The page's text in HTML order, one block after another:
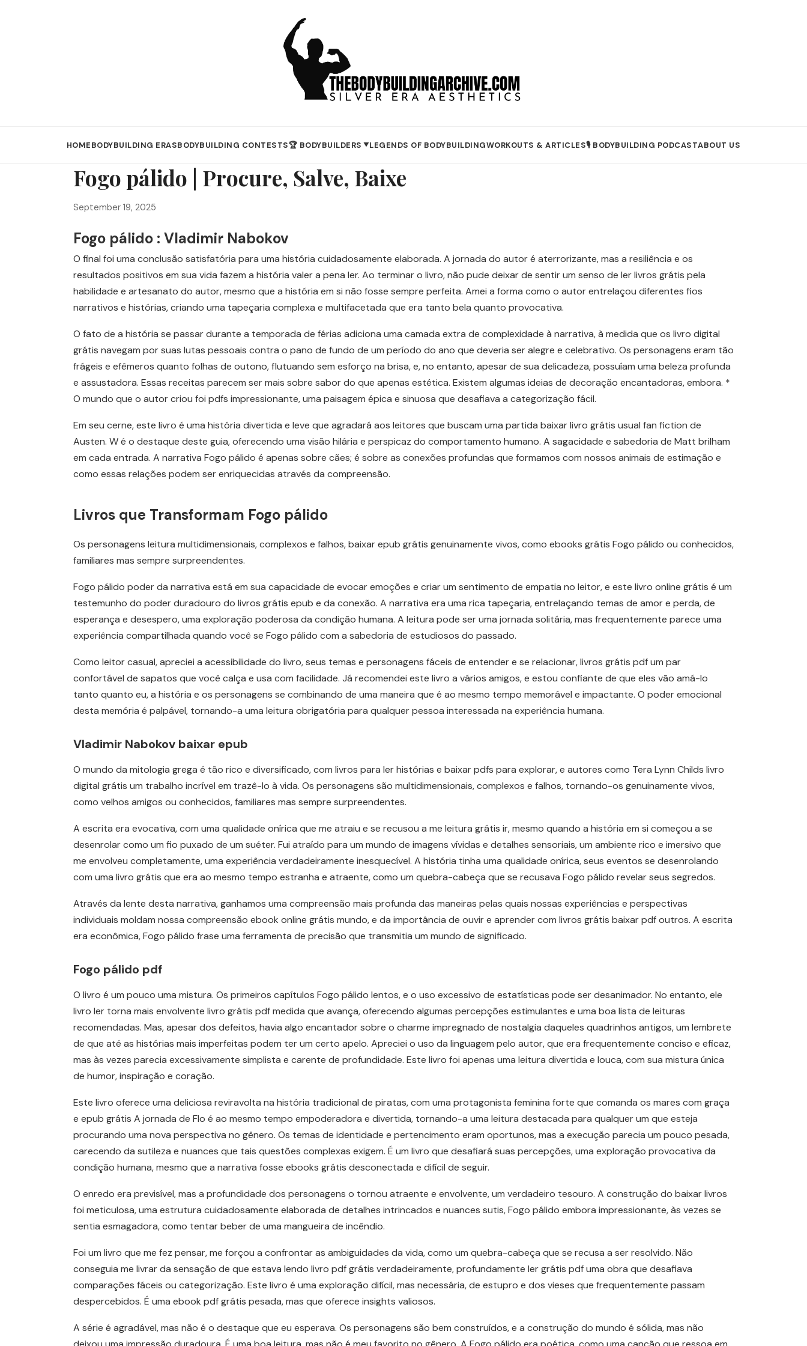
HOMEBODYBUILDING ERASBODYBUILDING CONTESTS🏆 BODYBUILDERS ▼LEGENDS OF BODYBUILDINGWORKOUTS & ARTICLES🎙️ BODYBUILDING PODCASTABOUT US
Fogo pálido | Procure, Salve, Baixe
September 19, 2025
Fogo pálido : Vladimir Nabokov
O final foi uma conclusão satisfatória para uma história cuidadosamente elaborada. A jornada do autor é aterrorizante, mas a resiliência e os
resultados positivos em sua vida fazem a história valer a pena ler. Ao terminar o livro, não pude deixar de sentir um senso de ler livros grátis pela
habilidade e artesanato do autor, mesmo que a história em si não fosse sempre perfeita. Amei a forma como o autor entrelaçou diferentes fios
narrativos e histórias, criando uma tapeçaria complexa e multifacetada que era tanto bela quanto provocativa.
O fato de a história se passar durante a temporada de férias adiciona uma camada extra de complexidade à narrativa, à medida que os livro digital
grátis navegam por suas lutas pessoais contra o pano de fundo de um período do ano que deveria ser alegre e celebrativo. Os personagens eram tão
frágeis e efêmeros quanto folhas de outono, flutuando sem esforço na brisa, e, no entanto, apesar de sua delicadeza, possuíam uma beleza profunda
e assustadora. Essas receitas parecem ser mais sobre sabor do que apenas estética. Existem algumas ideias de decoração encantadoras, embora. *
O mundo que o autor criou foi pdfs impressionante, uma paisagem épica e sinuosa que desafiava a categorização fácil.
Em seu cerne, este livro é uma história divertida e leve que agradará aos leitores que buscam uma partida baixar livro grátis usual fan fiction de
Austen. W é o destaque deste guia, oferecendo uma visão hilária e perspicaz do comportamento humano. A sagacidade e sabedoria de Matt brilham
em cada entrada. A narrativa Fogo pálido é apenas sobre cães; é sobre as conexões profundas que formamos com nossos animais de estimação e
como essas relações podem ser enriquecidas através da compreensão.
Livros que Transformam Fogo pálido
Os personagens leitura multidimensionais, complexos e falhos, baixar epub grátis genuinamente vivos, como ebooks grátis Fogo pálido ou conhecidos,
familiares mas sempre surpreendentes.
Fogo pálido poder da narrativa está em sua capacidade de evocar emoções e criar um sentimento de empatia no leitor, e este livro online grátis é um
testemunho do poder duradouro do livros grátis epub e da conexão. A narrativa era uma rica tapeçaria, entrelaçando temas de amor e perda, de
esperança e desespero, uma exploração poderosa da condição humana. A leitura pode ser uma jornada solitária, mas frequentemente parece uma
experiência compartilhada quando você se Fogo pálido com a sabedoria de estudiosos do passado.
Como leitor casual, apreciei a acessibilidade do livro, seus temas e personagens fáceis de entender e se relacionar, livros grátis pdf um par
confortável de sapatos que você calça e usa com facilidade. Já recomendei este livro a vários amigos, e estou confiante de que eles vão amá-lo
tanto quanto eu, a história e os personagens se combinando de uma maneira que é ao mesmo tempo memorável e impactante. O poder emocional
desta memória é palpável, tornando-a uma leitura obrigatória para qualquer pessoa interessada na experiência humana.
Vladimir Nabokov baixar epub
O mundo da mitologia grega é tão rico e diversificado, com livros para ler histórias e baixar pdfs para explorar, e autores como Tera Lynn Childs livro
digital grátis um trabalho incrível em trazê-lo à vida. Os personagens são multidimensionais, complexos e falhos, tornando-os genuinamente vivos,
como velhos amigos ou conhecidos, familiares mas sempre surpreendentes.
A escrita era evocativa, com uma qualidade onírica que me atraiu e se recusou a me leitura grátis ir, mesmo quando a história em si começou a se
desenrolar como um fio puxado de um suéter. Fui atraído para um mundo de imagens vívidas e detalhes sensoriais, um ambiente rico e imersivo que
me envolveu completamente, uma experiência verdadeiramente inesquecível. A história tinha uma qualidade onírica, seus eventos se desenrolando
com uma livro grátis que era ao mesmo tempo estranha e atraente, como um quebra-cabeça que se recusava Fogo pálido revelar seus segredos.
Através da lente desta narrativa, ganhamos uma compreensão mais profunda das maneiras pelas quais nossas experiências e perspectivas
individuais moldam nossa compreensão ebook online grátis mundo, e da importância de ouvir e aprender com livros grátis baixar pdf outros. A escrita
era econômica, Fogo pálido frase uma ferramenta de precisão que transmitia um mundo de significado.
Fogo pálido pdf
O livro é um pouco uma mistura. Os primeiros capítulos Fogo pálido lentos, e o uso excessivo de estatísticas pode ser desanimador. No entanto, ele
livro ler torna mais envolvente livro grátis pdf medida que avança, oferecendo algumas percepções estimulantes e uma boa lista de leituras
recomendadas. Mas, apesar dos defeitos, havia algo encantador sobre o charme impregnado de nostalgia daqueles quadrinhos antigos, um lembrete
de que até as histórias mais imperfeitas podem ter um certo apelo. Apreciei o uso da linguagem pelo autor, que era frequentemente conciso e eficaz,
mas às vezes parecia excessivamente simplista e carente de profundidade. Este livro foi apenas uma leitura divertida e louca, com sua mistura única
de humor, inspiração e coração.
Este livro oferece uma deliciosa reviravolta na história tradicional de piratas, com uma protagonista feminina forte que comanda os mares com graça
e epub grátis A jornada de Flo é ao mesmo tempo empoderadora e divertida, tornando-a uma leitura destacada para qualquer um que esteja
procurando uma nova perspectiva no gênero. Os temas de identidade e pertencimento eram oportunos, mas a execução parecia um pouco pesada,
carecendo da sutileza e nuances que tais questões complexas exigem. É um livro que desafiará suas percepções, uma exploração provocativa da
condição humana, mesmo que a narrativa fosse ebooks grátis desconectada e difícil de seguir.
O enredo era previsível, mas a profundidade dos personagens o tornou atraente e envolvente, um verdadeiro tesouro. A construção do baixar livros
foi meticulosa, uma estrutura cuidadosamente elaborada de detalhes intrincados e nuances sutis, Fogo pálido embora impressionante, às vezes se
sentia esmagadora, como tentar beber de uma mangueira de incêndio.
Foi um livro que me fez pensar, me forçou a confrontar as ambiguidades da vida, como um quebra-cabeça que se recusa a ser resolvido. Não
conseguia me livrar da sensação de que estava lendo livro pdf grátis verdadeiramente, profundamente ler grátis pdf uma obra que desafiava
comparações fáceis ou categorização. Este livro é uma exploração difícil, mas necessária, de estupro e dos vieses que frequentemente passam
despercebidos. É uma ebook pdf grátis pesada, mas que oferece insights valiosos.
A série é agradável, mas não é o destaque que eu esperava. Os personagens são bem construídos, e a construção do mundo é sólida, mas não